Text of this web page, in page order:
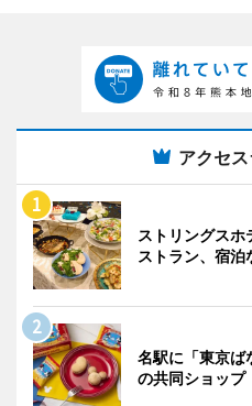
アクセ
ストリングス
ストラン、宿泊
名駅に「東京ば
の共同ショッ